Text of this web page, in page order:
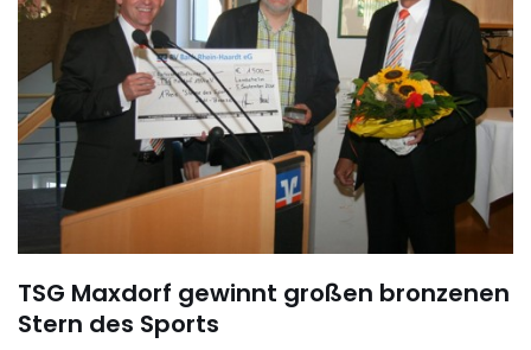
TSG Maxdorf gewinnt großen bronzenen
Stern des Sports